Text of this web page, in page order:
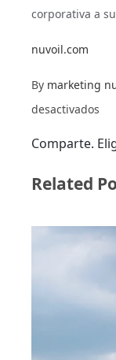
corporativa a
nuvoil.com
By marketing
desactivados
Comparte.
Related